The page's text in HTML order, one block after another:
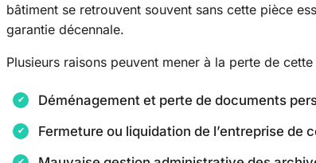
bâtiment se retrouvent souvent sans cette pièce
garantie décennale.
Plusieurs raisons peuvent mener à la perte de
Déménagement et perte de documents
Fermeture ou liquidation de l’entreprise de